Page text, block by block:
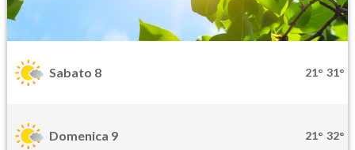
Sabato 8 21° 31°
Domenica 9 21° 32°